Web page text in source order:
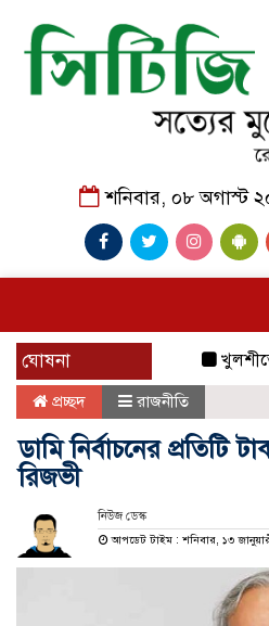
শনিবার, ০৮ অগাস্ট
ঘোষনা খুলশীতে
প্রচ্ছদ রাজনীতি
ডামি নির্বাচনের প্রতিটি
রিজভী
নিউজ ডেস্ক
আপডেট টাইম : শনিবার, ১৩